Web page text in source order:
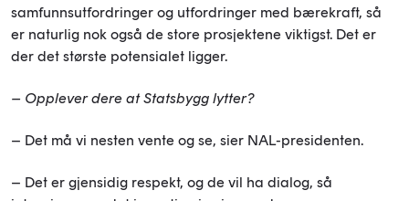
samfunnsutfordringer og utfordringer med bærekraft, så
er naturlig nok også de store prosjektene viktigst. Det er
der det største potensialet ligger.
– Opplever dere at Statsbygg lytter?
– Det må vi nesten vente og se, sier NAL-presidenten.
– Det er gjensidig respekt, og de vil ha dialog, så